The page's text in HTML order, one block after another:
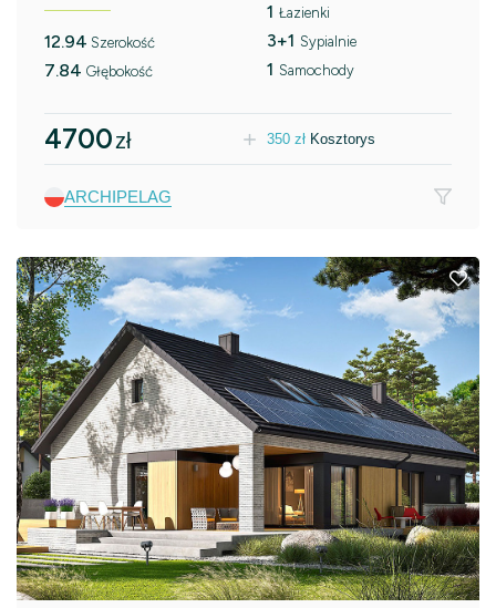
12.94 Szerokość
7.84 Głębokość
1 Łazienki
3+1 Sypialnie
1 Samochody
4700zł 350 zł Kosztorys
ARCHIPELAG